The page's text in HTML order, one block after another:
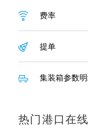
费率
提单
集装箱参数
热门港口在